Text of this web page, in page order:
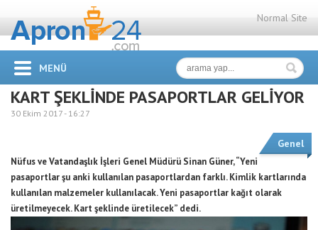
Normal Site
MENÜ
KART ŞEKLİNDE PASAPORTLAR GELİYOR
30 Ekim 2017 - 16:27
Genel
Nüfus ve Vatandaşlık İşleri Genel Müdürü Sinan Güner, “Yeni
pasaportlar şu anki kullanılan pasaportlardan farklı. Kimlik kartlarında
kullanılan malzemeler kullanılacak. Yeni pasaportlar kağıt olarak
üretilmeyecek. Kart şeklinde üretilecek” dedi.